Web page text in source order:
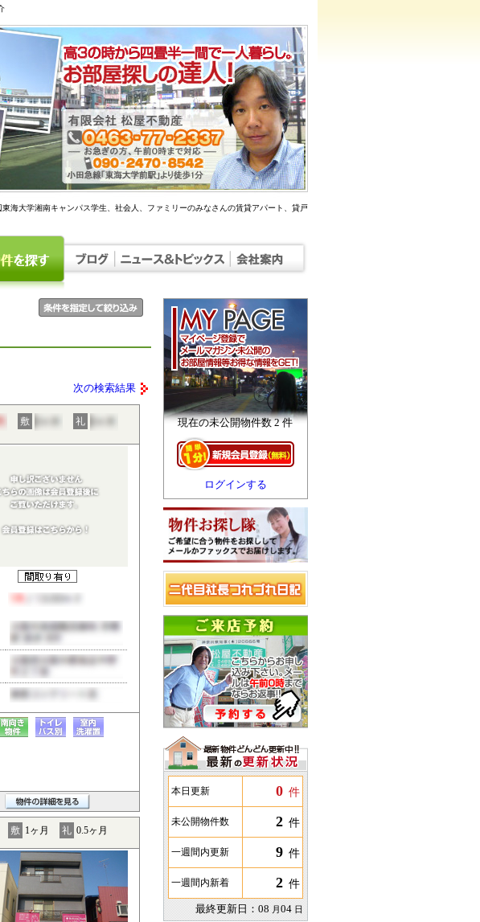
海大学湘南キャンパス学生、社会人、ファミリーのみなさんの賃貸アパート、貸戸
現在の未公開物件数 2 件
ログインする
本日更新 0 件
未公開物件数 2 件
一週間内更新 9 件
一週間内新着 2 件
最終更新日：08 月04 日
次の検索結果
敷 礼
敷 1ヶ月 礼 0.5ヶ月